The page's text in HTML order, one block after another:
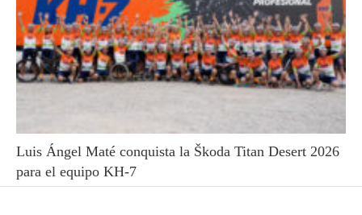
Luis Ángel Maté conquista la Škoda Titan Desert 2026
para el equipo KH-7